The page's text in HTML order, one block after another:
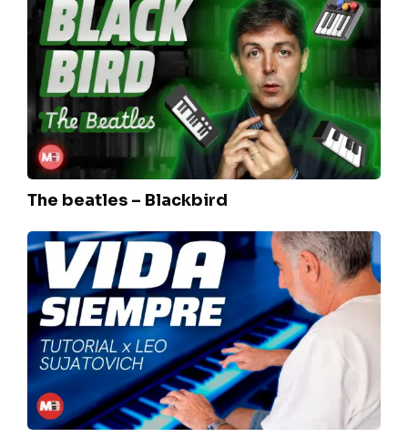
beatles
Blackbird
The beatles – Blackbird
Spinetta
Jade
–
Vida
siempre